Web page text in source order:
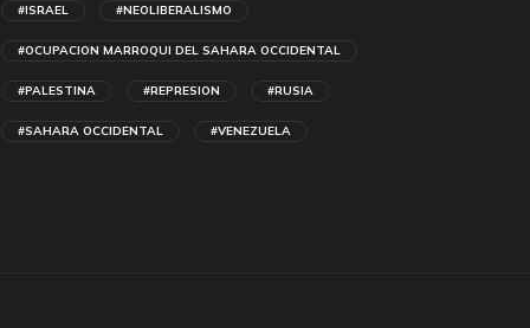
#ISRAEL #NEOLIBERALISMO
#OCUPACION MARROQUI DEL SAHARA OCCIDENTAL
#PALESTINA #REPRESION #RUSIA
#SAHARA OCCIDENTAL #VENEZUELA